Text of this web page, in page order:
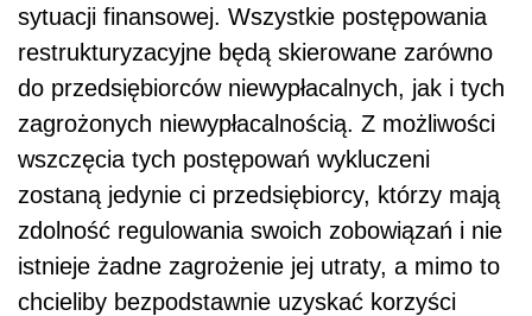
sytuacji finansowej. Wszystkie postępowania
restrukturyzacyjne będą skierowane zarówno
do przedsiębiorców niewypłacalnych, jak i tych
zagrożonych niewypłacalnością. Z możliwości
wszczęcia tych postępowań wykluczeni
zostaną jedynie ci przedsiębiorcy, którzy mają
zdolność regulowania swoich zobowiązań i nie
istnieje żadne zagrożenie jej utraty, a mimo to
chcieliby bezpodstawnie uzyskać korzyści